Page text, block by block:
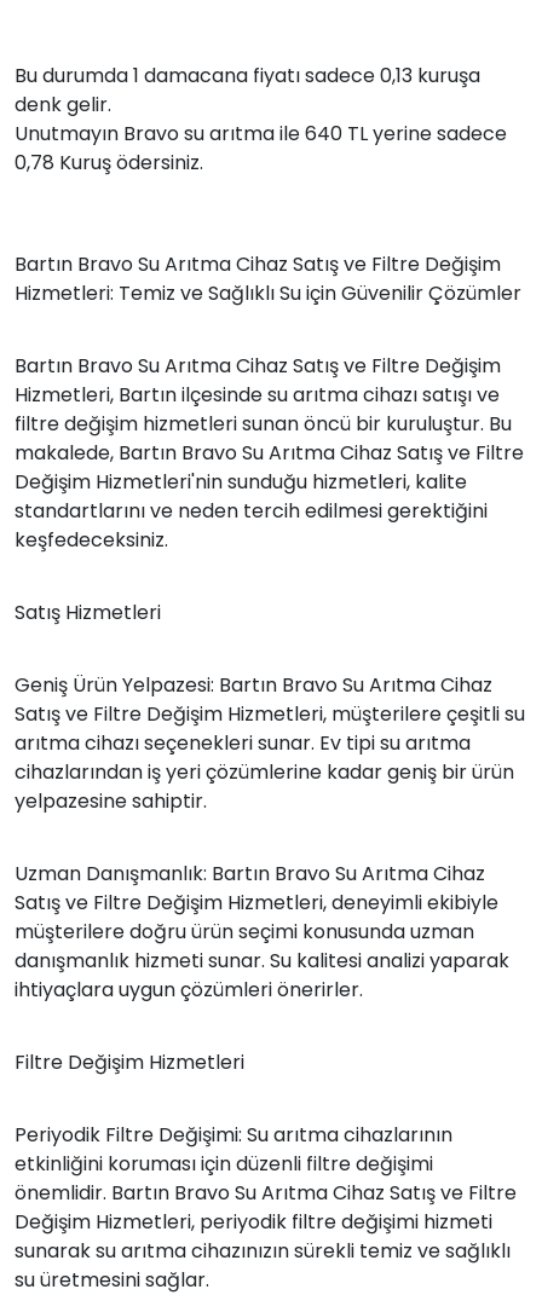
Bu durumda 1 damacana fiyatı sadece 0,13 kuruşa
denk gelir.
Unutmayın Bravo su arıtma ile 640 TL yerine sadece
0,78 Kuruş ödersiniz.
Bartın Bravo Su Arıtma Cihaz Satış ve Filtre Değişim
Hizmetleri: Temiz ve Sağlıklı Su için Güvenilir Çözümler
Bartın Bravo Su Arıtma Cihaz Satış ve Filtre Değişim
Hizmetleri, Bartın ilçesinde su arıtma cihazı satışı ve
filtre değişim hizmetleri sunan öncü bir kuruluştur. Bu
makalede, Bartın Bravo Su Arıtma Cihaz Satış ve Filtre
Değişim Hizmetleri'nin sunduğu hizmetleri, kalite
standartlarını ve neden tercih edilmesi gerektiğini
keşfedeceksiniz.
Satış Hizmetleri
Geniş Ürün Yelpazesi: Bartın Bravo Su Arıtma Cihaz
Satış ve Filtre Değişim Hizmetleri, müşterilere çeşitli su
arıtma cihazı seçenekleri sunar. Ev tipi su arıtma
cihazlarından iş yeri çözümlerine kadar geniş bir ürün
yelpazesine sahiptir.
Uzman Danışmanlık: Bartın Bravo Su Arıtma Cihaz
Satış ve Filtre Değişim Hizmetleri, deneyimli ekibiyle
müşterilere doğru ürün seçimi konusunda uzman
danışmanlık hizmeti sunar. Su kalitesi analizi yaparak
ihtiyaçlara uygun çözümleri önerirler.
Filtre Değişim Hizmetleri
Periyodik Filtre Değişimi: Su arıtma cihazlarının
etkinliğini koruması için düzenli filtre değişimi
önemlidir. Bartın Bravo Su Arıtma Cihaz Satış ve Filtre
Değişim Hizmetleri, periyodik filtre değişimi hizmeti
sunarak su arıtma cihazınızın sürekli temiz ve sağlıklı
su üretmesini sağlar.